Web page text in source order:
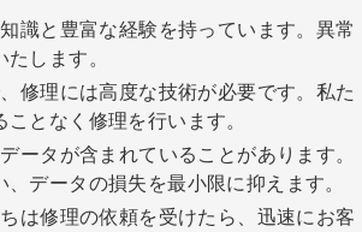
識と豊富な経験を持っています。異常
します。
修理には高度な技術が必要です。私た
となく修理を行います。
ータが含まれていることがあります。
データの損失を最小限に抑えます。
は修理の依頼を受けたら、迅速にお客